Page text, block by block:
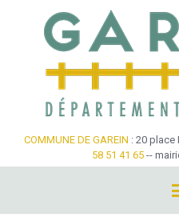
COMMUNE DE GAREIN : 20 place
58 51 41 65 --